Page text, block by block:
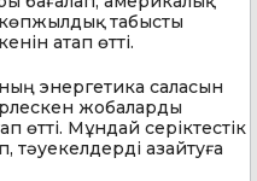
табысты
атап өтті.
энергетика саласын
жобаларды
өтті. Мұндай серіктестік
тәуекелдерді азайтуға